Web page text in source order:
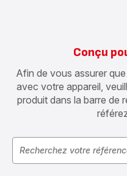
Conçu
Afin de vous assurer
avec votre appareil,
produit dans la barre de